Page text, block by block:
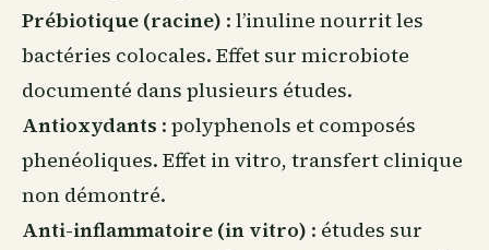
Prébiotique (racine) : l’inuline nourrit les
bactéries colocales. Effet sur microbiote
documenté dans plusieurs études.
Antioxydants : polyphenols et composés
phenéoliques. Effet in vitro, transfert clinique
non démontré.
Anti-inflammatoire (in vitro) : études sur